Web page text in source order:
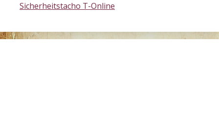
Sicherheitstacho T-Online